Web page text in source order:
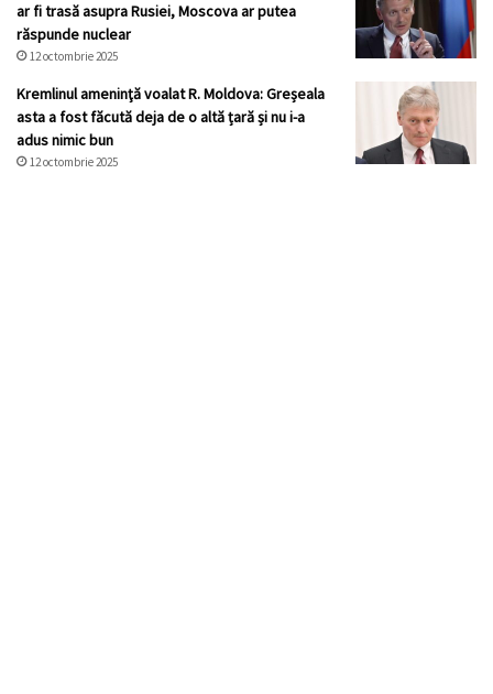
ar fi trasă asupra Rusiei, Moscova ar putea
răspunde nuclear
12 octombrie 2025
Kremlinul ameninţă voalat R. Moldova: Greșeala
asta a fost făcută deja de o altă țară și nu i-a
adus nimic bun
12 octombrie 2025